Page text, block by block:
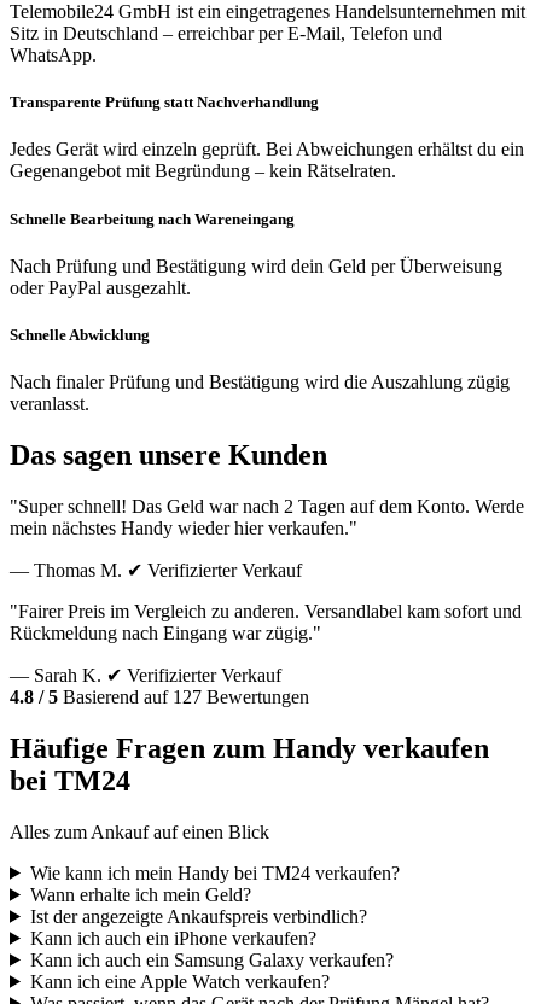
Telemobile24 GmbH ist ein eingetragenes Handelsunternehmen mit
Sitz in Deutschland – erreichbar per E-Mail, Telefon und
WhatsApp.
Transparente Prüfung statt Nachverhandlung
Jedes Gerät wird einzeln geprüft. Bei Abweichungen erhältst du ein
Gegenangebot mit Begründung – kein Rätselraten.
Schnelle Bearbeitung nach Wareneingang
Nach Prüfung und Bestätigung wird dein Geld per Überweisung
oder PayPal ausgezahlt.
Schnelle Abwicklung
Nach finaler Prüfung und Bestätigung wird die Auszahlung zügig
veranlasst.
Das sagen unsere Kunden
"Super schnell! Das Geld war nach 2 Tagen auf dem Konto. Werde
mein nächstes Handy wieder hier verkaufen."
— Thomas M. ✔ Verifizierter Verkauf
"Fairer Preis im Vergleich zu anderen. Versandlabel kam sofort und
Rückmeldung nach Eingang war zügig."
— Sarah K. ✔ Verifizierter Verkauf
4.8 / 5 Basierend auf 127 Bewertungen
Häufige Fragen zum Handy verkaufen
bei TM24
Alles zum Ankauf auf einen Blick
Wie kann ich mein Handy bei TM24 verkaufen?
Wann erhalte ich mein Geld?
Ist der angezeigte Ankaufspreis verbindlich?
Kann ich auch ein iPhone verkaufen?
Kann ich auch ein Samsung Galaxy verkaufen?
Kann ich eine Apple Watch verkaufen?